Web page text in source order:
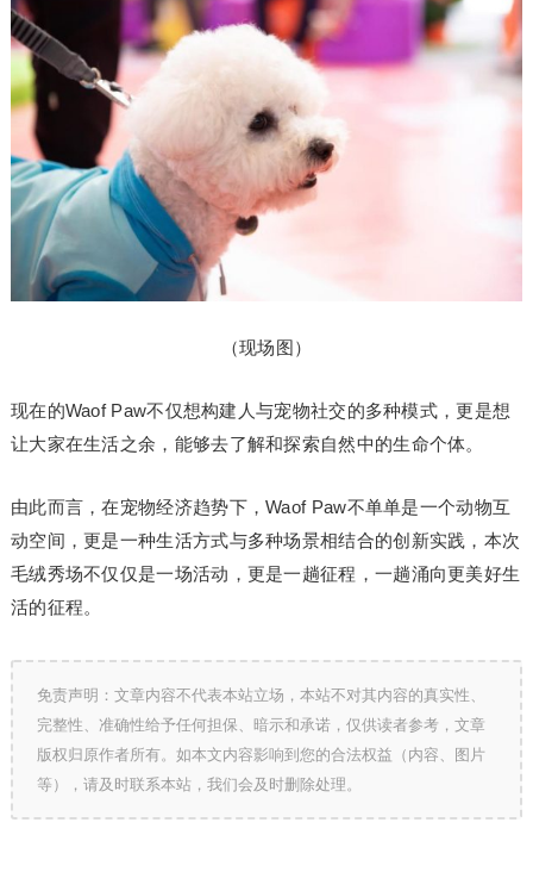
（现场图）
现在的Waof Paw不仅想构建人与宠物社交的多种模式，更是想
让大家在生活之余，能够去了解和探索自然中的生命个体。
由此而言，在宠物经济趋势下，Waof Paw不单单是一个动物互
动空间，更是一种生活方式与多种场景相结合的创新实践，本次
毛绒秀场不仅仅是一场活动，更是一趟征程，一趟涌向更美好生
活的征程。
免责声明：文章内容不代表本站立场，本站不对其内容的真实性、
完整性、准确性给予任何担保、暗示和承诺，仅供读者参考，文章
版权归原作者所有。如本文内容影响到您的合法权益（内容、图片
等），请及时联系本站，我们会及时删除处理。